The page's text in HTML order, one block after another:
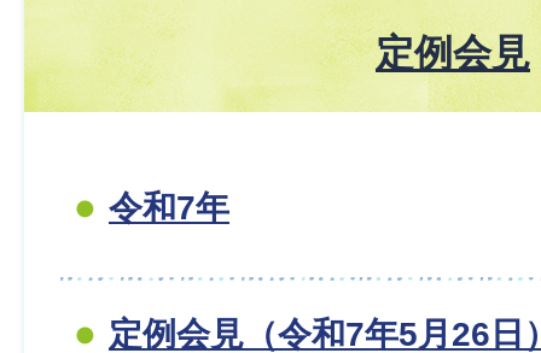
定例会見
令和7年
定例会見（令和7年5月26日